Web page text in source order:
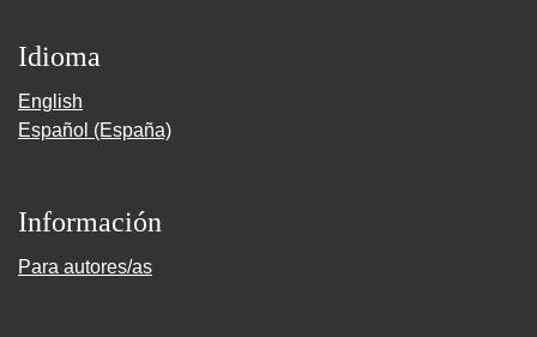
Idioma
English
Español (España)
Información
Para autores/as